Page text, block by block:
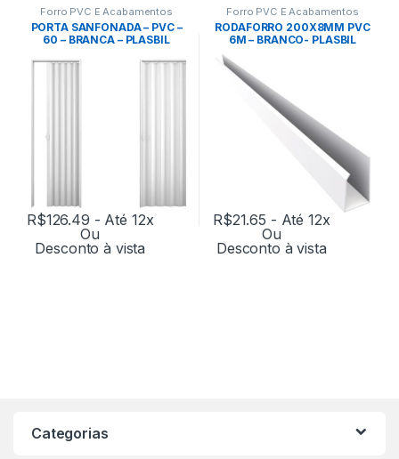
Forro PVC E Acabamentos
PORTA SANFONADA – PVC –
60 – BRANCA – PLASBIL
R$126.49 - Até 12x
Ou
Desconto à vista
Forro PVC E Acabamentos
RODAFORRO 200X8MM PVC
6M – BRANCO- PLASBIL
R$21.65 - Até 12x
Ou
Desconto à vista
Categorias